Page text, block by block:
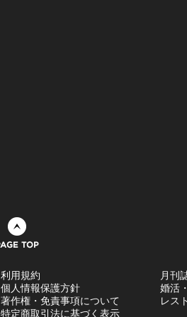
利用規約
個人情報保護方針
著作権・免責事項について
特定商取引法に基づく表示
月刊
婚活
レス